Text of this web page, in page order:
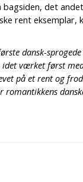
det
rent eksemplar,
dansk-
værket først
på et rent og